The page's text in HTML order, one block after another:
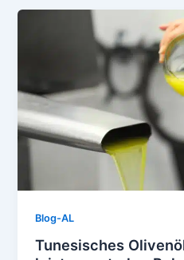
Blog-AL
Tunesisches